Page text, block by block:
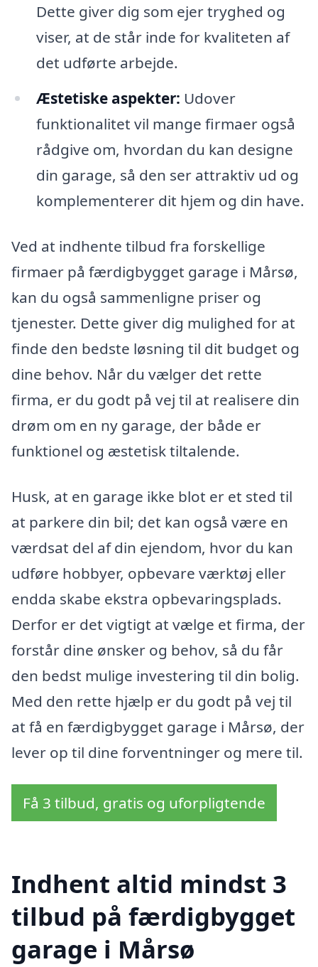
Dette giver dig som ejer tryghed og
viser, at de står inde for kvaliteten af
det udførte arbejde.
Æstetiske aspekter: Udover
funktionalitet vil mange firmaer også
rådgive om, hvordan du kan designe
din garage, så den ser attraktiv ud og
komplementerer dit hjem og din have.
Ved at indhente tilbud fra forskellige
firmaer på færdigbygget garage i Mårsø,
kan du også sammenligne priser og
tjenester. Dette giver dig mulighed for at
finde den bedste løsning til dit budget og
dine behov. Når du vælger det rette
firma, er du godt på vej til at realisere din
drøm om en ny garage, der både er
funktionel og æstetisk tiltalende.
Husk, at en garage ikke blot er et sted til
at parkere din bil; det kan også være en
værdsat del af din ejendom, hvor du kan
udføre hobbyer, opbevare værktøj eller
endda skabe ekstra opbevaringsplads.
Derfor er det vigtigt at vælge et firma, der
forstår dine ønsker og behov, så du får
den bedst mulige investering til din bolig.
Med den rette hjælp er du godt på vej til
at få en færdigbygget garage i Mårsø, der
lever op til dine forventninger og mere til.
Få 3 tilbud, gratis og uforpligtende
Indhent altid mindst 3
tilbud på færdigbygget
garage i Mårsø